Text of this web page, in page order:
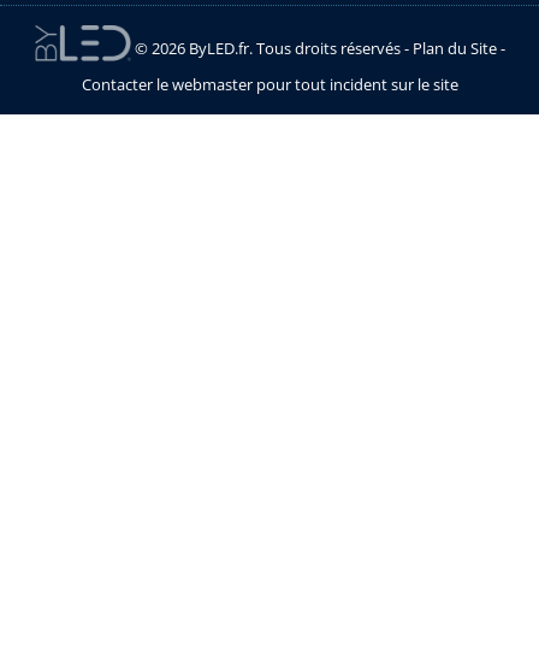
© 2026 ByLED.fr. Tous droits réservés - Plan du Site-
Contacter le webmaster pour tout incident sur le site